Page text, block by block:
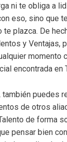
ni te obliga a
eso, sino que
te plazca. De
y Ventajas,
momento
encontrada en
también puedes
de otros
de forma
pensar bien